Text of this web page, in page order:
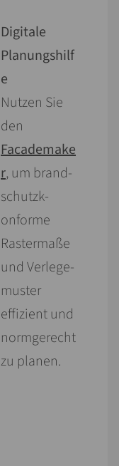
Digitale
Planungshilf
e
Nutzen Sie
den
Facademake
r, um brand­
schutzk­
onforme
Raster­maße
und Verlege­
muster
effizient und
norm­gerecht
zu planen.